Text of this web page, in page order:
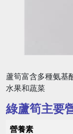
蘆筍富含多種氨基
水果和蔬菜
綠蘆筍主要
營養素